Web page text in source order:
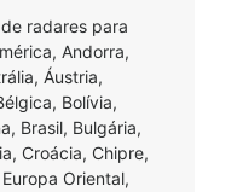
radares para
Andorra,
Áustria,
Bolívia,
Brasil, Bulgária,
Croácia, Chipre,
Oriental,